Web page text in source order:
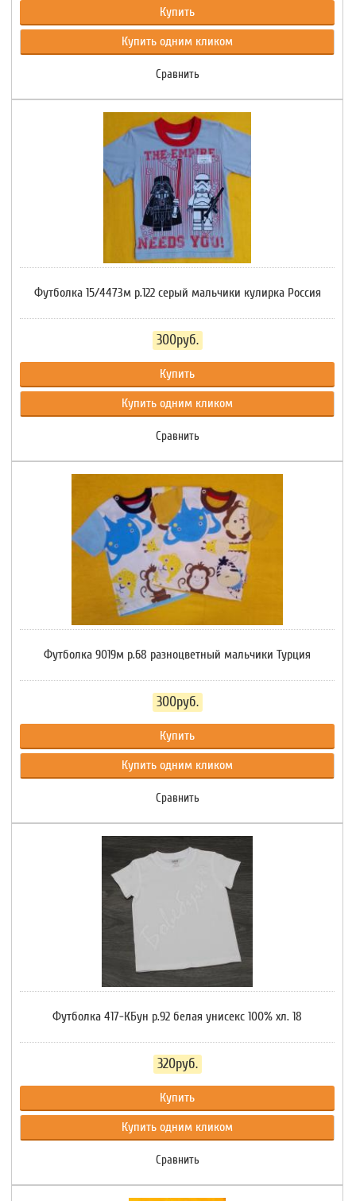
Купить
Купить одним кликом
Сравнить
Футболка 15/4473м р.122 серый мальчики кулирка Россия
300руб.
Купить
Купить одним кликом
Сравнить
Футболка 9019м р.68 разноцветный мальчики Турция
300руб.
Купить
Купить одним кликом
Сравнить
Футболка 417-КБун р.92 белая унисекс 100% хл. 18
320руб.
Купить
Купить одним кликом
Сравнить